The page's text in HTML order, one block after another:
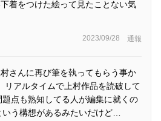
着をつけた絵って見たことない気
2023/09/28 通報
さんに再び筆を執ってもらう事か
リアルタイムで上村作品を読破して
点も熟知してる人が編集に就くの
う構想があるみたいだけど…